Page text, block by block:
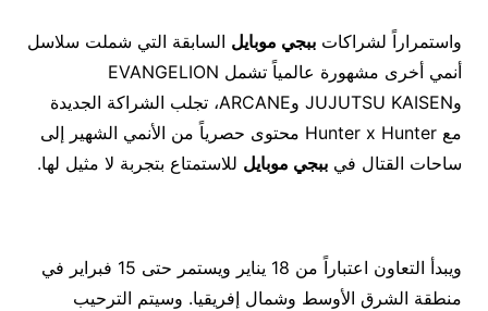
واستمراراً لشراكات ببجي موبايل السابقة التي شملت سلاسل
أنمي أخرى مشهورة عالمياً تشمل EVANGELION
وJUJUTSU KAISEN وARCANE، تجلب الشراكة الجديدة
مع Hunter x Hunter محتوى حصرياً من الأنمي الشهير إلى
ساحات القتال في ببجي موبايل للاستمتاع بتجربة لا مثيل لها.
ويبدأ التعاون اعتباراً من 18 يناير ويستمر حتى 15 فبراير في
منطقة الشرق الأوسط وشمال إفريقيا. وسيتم الترحيب